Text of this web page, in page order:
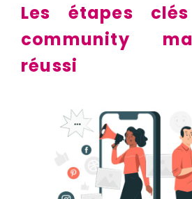
Les étapes
community
réussi